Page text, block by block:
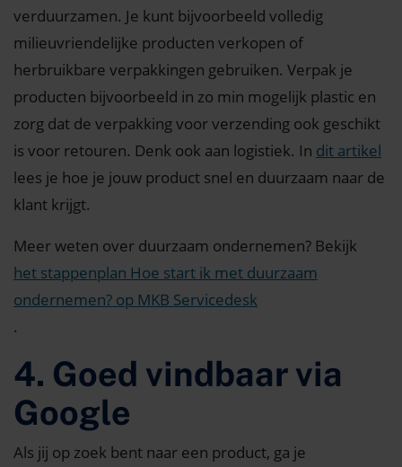
verduurzamen. Je kunt bijvoorbeeld volledig
milieuvriendelijke producten verkopen of
herbruikbare verpakkingen gebruiken. Verpak je
producten bijvoorbeeld in zo min mogelijk plastic en
zorg dat de verpakking voor verzending ook geschikt
is voor retouren. Denk ook aan logistiek. In dit artikel
lees je hoe je jouw product snel en duurzaam naar de
klant krijgt.
Meer weten over duurzaam ondernemen? Bekijk
het stappenplan Hoe start ik met duurzaam
ondernemen? op MKB Servicedesk
.
4. Goed vindbaar via
Google
Als jij op zoek bent naar een product, ga je